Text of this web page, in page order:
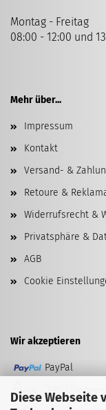
Diese Webseite
Montag - Freitag
08:00 - 12:00 und
Mehr über...
Impressum
Kontakt
Versand- &
Retoure &
Widerrufsrecht &
Privatsphäre &
AGB
Cookie
Wir akzeptieren
PayPal
EPS